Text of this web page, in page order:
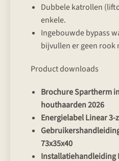
Dubbele katrollen
enkele.
Ingebouwde bypass
bijvullen er geen rook
Product downloads
Brochure Spartherm
houthaarden 2026
Energielabel Linear 3-
73x35x40
Installatiehandleiding